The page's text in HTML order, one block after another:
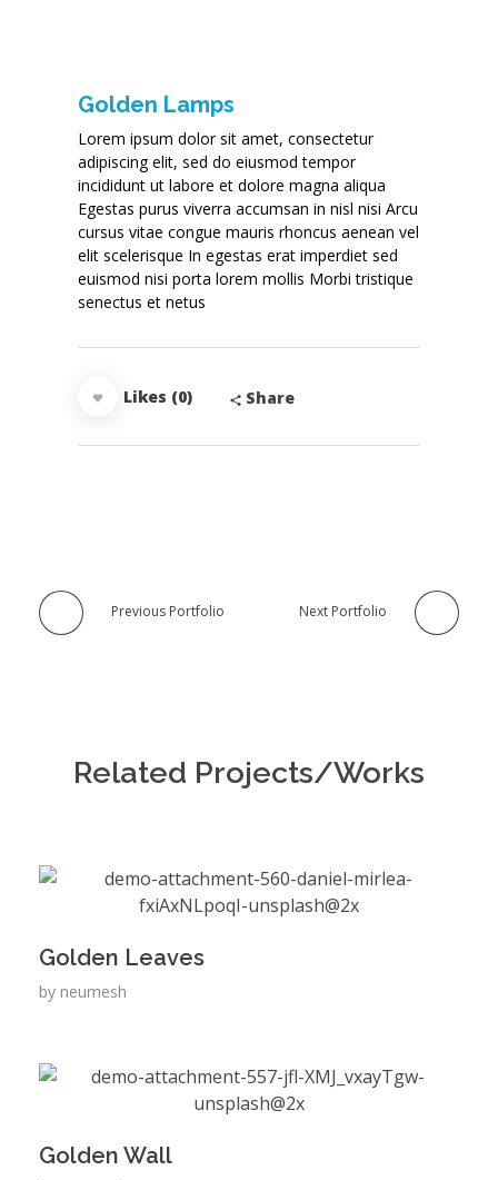
Golden Lamps
Lorem ipsum dolor sit amet, consectetur
adipiscing elit, sed do eiusmod tempor
incididunt ut labore et dolore magna aliqua
Egestas purus viverra accumsan in nisl nisi Arcu
cursus vitae congue mauris rhoncus aenean vel
elit scelerisque In egestas erat imperdiet sed
euismod nisi porta lorem mollis Morbi tristique
senectus et netus
Likes (0) Share
Previous Portfolio Next Portfolio
Related Projects/Works
Golden Leaves
by neumesh
Golden Wall